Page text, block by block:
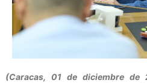
(Caracas, 01 de diciembre de